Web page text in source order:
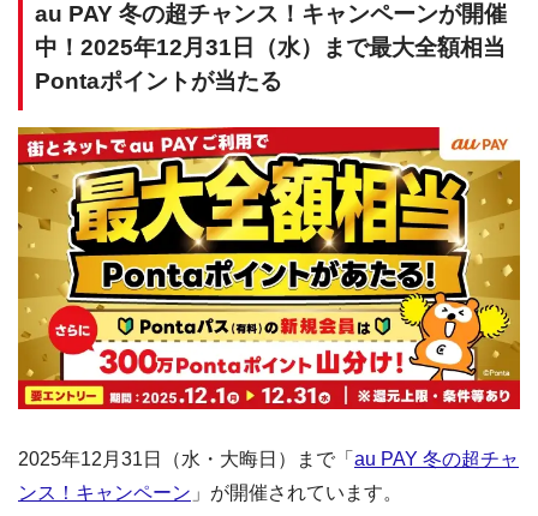
au PAY 冬の超チャンス！キャンペーンが開催
中！2025年12月31日（水）まで最大全額相当
Pontaポイントが当たる
2025年12月31日（水・大晦日）まで「 au PAY 冬の超チャ
ンス！キャンペーン 」が開催されています。